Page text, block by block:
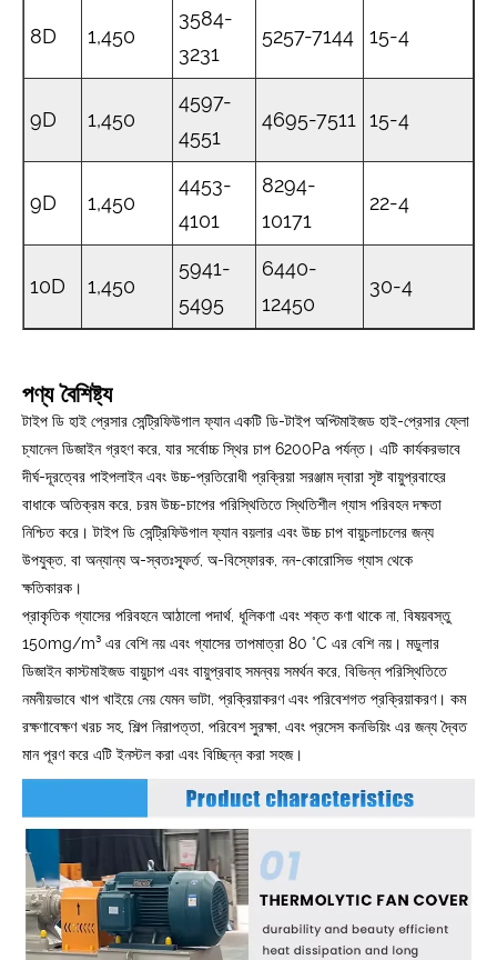
8D 1,450
3584-
3231
5257-7144 15-4
9D 1,450
4597-
4551
4695-7511 15-4
9D 1,450
4453-
4101
8294-
10171
22-4
10D 1,450
5941-
5495
6440-
12450
30-4
পণ্য বৈশিষ্ট্য
টাইপ ডি হাই প্রেসার সেন্ট্রিফিউগাল ফ্যান একটি ডি-টাইপ অপ্টিমাইজড হাই-প্রেসার ফ্লো
চ্যানেল ডিজাইন গ্রহণ করে, যার সর্বোচ্চ স্থির চাপ 6200Pa পর্যন্ত। এটি কার্যকরভাবে
দীর্ঘ-দূরত্বের পাইপলাইন এবং উচ্চ-প্রতিরোধী প্রক্রিয়া সরঞ্জাম দ্বারা সৃষ্ট বায়ুপ্রবাহের
বাধাকে অতিক্রম করে, চরম উচ্চ-চাপের পরিস্থিতিতে স্থিতিশীল গ্যাস পরিবহন দক্ষতা
নিশ্চিত করে। টাইপ ডি সেন্ট্রিফিউগাল ফ্যান বয়লার এবং উচ্চ চাপ বায়ুচলাচলের জন্য
উপযুক্ত, বা অন্যান্য অ-স্বতঃস্ফূর্ত, অ-বিস্ফোরক, নন-কোরোসিভ গ্যাস থেকে
ক্ষতিকারক।
প্রাকৃতিক গ্যাসের পরিবহনে আঠালো পদার্থ, ধূলিকণা এবং শক্ত কণা থাকে না, বিষয়বস্তু
150mg/m³ এর বেশি নয় এবং গ্যাসের তাপমাত্রা 80 °C এর বেশি নয়। মডুলার
ডিজাইন কাস্টমাইজড বায়ুচাপ এবং বায়ুপ্রবাহ সমন্বয় সমর্থন করে, বিভিন্ন পরিস্থিতিতে
নমনীয়ভাবে খাপ খাইয়ে নেয় যেমন ভাটা, প্রক্রিয়াকরণ এবং পরিবেশগত প্রক্রিয়াকরণ। কম
রক্ষণাবেক্ষণ খরচ সহ, শিল্প নিরাপত্তা, পরিবেশ সুরক্ষা, এবং প্রসেস কনভিয়িং এর জন্য দ্বৈত
মান পূরণ করে এটি ইনস্টল করা এবং বিচ্ছিন্ন করা সহজ।